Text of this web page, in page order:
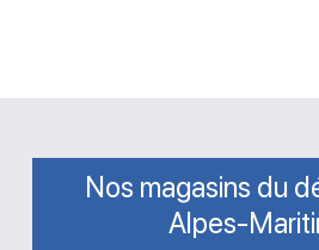
Nos magasins du
Alpes-